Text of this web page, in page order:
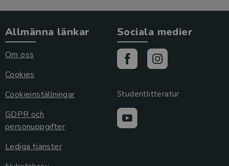
Allmänna länkar
Om oss
Cookies
Cookieinställningar
GDPR och
personuppgifter
Lediga tjänster
Sociala medier
Studentlitteratur